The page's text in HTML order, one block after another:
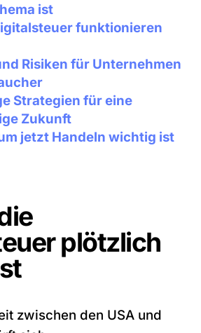
ist
funktionieren
Risiken für Unternehmen
Strategien für eine
Zukunft
jetzt Handeln wichtig ist
plötzlich
zwischen den USA und